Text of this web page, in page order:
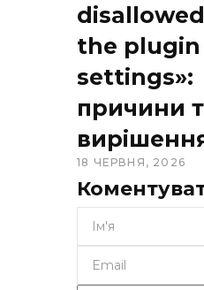
the plugin
settings»:
причини
18 ЧЕРВНЯ, 2026